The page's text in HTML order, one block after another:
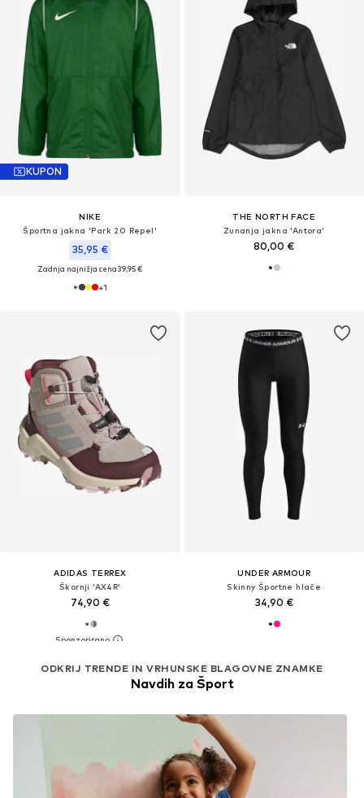
KUPON
NIKE
Športna jakna 'Park 20 Repel'
35,95 €
Zadnja najnižja cena39,95 €
+1
THE NORTH FACE
Zunanja jakna 'Antora'
80,00 €
ADIDAS TERREX
Škornji 'AX4R'
74,90 €
UNDER ARMOUR
Skinny Športne hlače
34,90 €
ODKRIJ TRENDE IN VRHUNSKE BLAGOVNE ZNAMKE
Navdih za Šport